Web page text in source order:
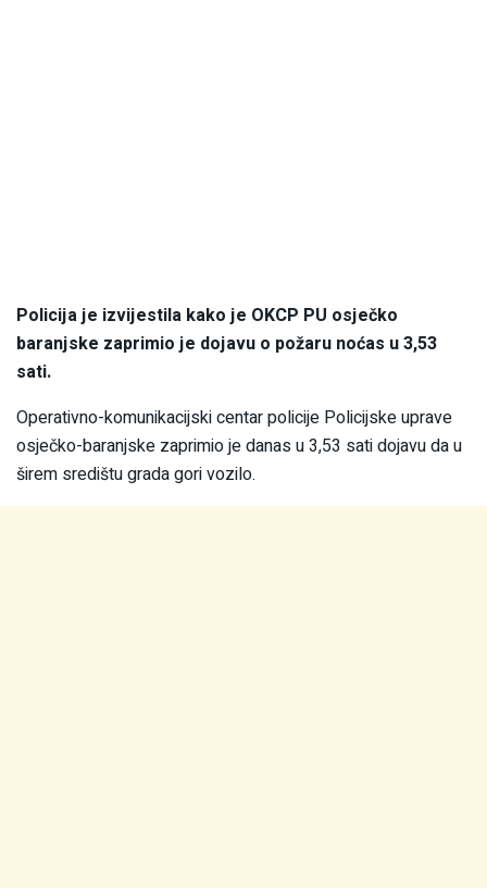
Policija je izvijestila kako je OKCP PU osječko
baranjske zaprimio je dojavu o požaru noćas u 3,53
sati.
Operativno-komunikacijski centar policije Policijske uprave
osječko-baranjske zaprimio je danas u 3,53 sati dojavu da u
širem središtu grada gori vozilo.